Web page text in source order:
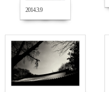
2014.3.9
658